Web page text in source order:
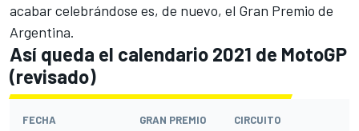
acabar celebrándose es, de nuevo, el Gran Premio de
Argentina.
Así queda el calendario 2021 de MotoGP
(revisado)
FECHA GRAN PREMIO CIRCUITO